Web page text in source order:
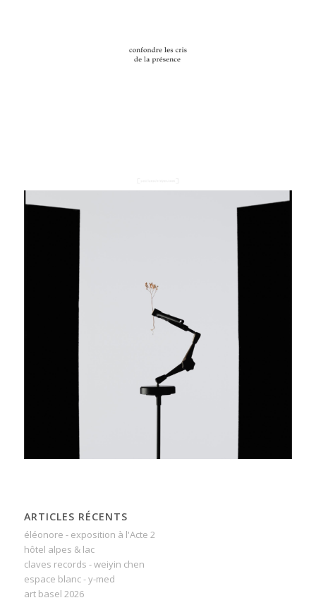
ARTICLES RÉCENTS
éléonore - exposition à l'Acte 2
hôtel alpes & lac
claves records - weiyin chen
espace blanc - y-med
art basel 2026